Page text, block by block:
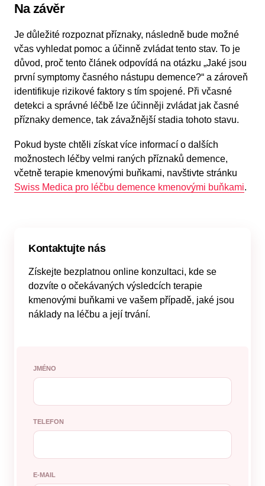
Na závěr
Je důležité rozpoznat příznaky, následně bude možné
včas vyhledat pomoc a účinně zvládat tento stav. To je
důvod, proč tento článek odpovídá na otázku „Jaké jsou
první symptomy časného nástupu demence?“ a zároveň
identifikuje rizikové faktory s tím spojené. Při včasné
detekci a správné léčbě lze účinněji zvládat jak časné
příznaky demence, tak závažnější stadia tohoto stavu.
Pokud byste chtěli získat více informací o dalších
možnostech léčby velmi raných příznaků demence,
včetně terapie kmenovými buňkami, navštivte stránku
Swiss Medica pro léčbu demence kmenovými buňkami.
Kontaktujte nás
Získejte bezplatnou online konzultaci, kde se
dozvíte o očekávaných výsledcích terapie
kmenovými buňkami ve vašem případě, jaké jsou
náklady na léčbu a její trvání.
JMÉNO
TELEFON
E-MAIL